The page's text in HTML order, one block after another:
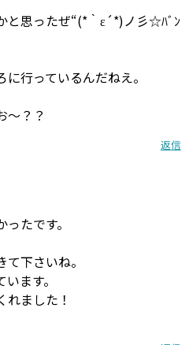
と思ったぜ“(*｀ε´*)ノ彡☆ﾊﾞﾝ
行っているんだねえ。
～？？
返信
たです。
下さいね。
ます。
ました！